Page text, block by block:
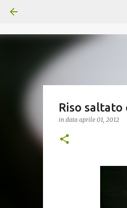
Riso
in data aprile 01, 2012